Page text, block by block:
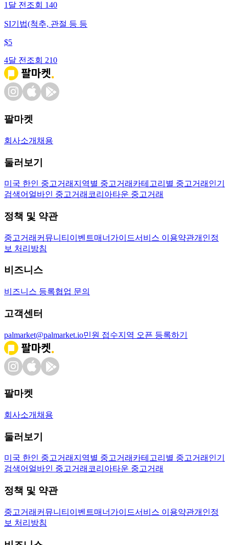
1달 전 조회 140
SI기법(척추, 관절 등 등
$5
4달 전 조회 210
팔마켓
회사소개 채용
둘러보기
미국 한인 중고거래 지역별 중고거래 카테고리별 중고거래 인기
검색어 얼바인 중고거래 코리아타운 중고거래
정책 및 약관
중고거래 커뮤니티 이벤트매너가이드서비스 이용약관개인정
보 처리방침
비즈니스
비즈니스 등록협업 문의
고객센터
palmarket@palmarket.io민원 접수지역 오픈 등록하기
팔마켓
회사소개 채용
둘러보기
미국 한인 중고거래 지역별 중고거래 카테고리별 중고거래 인기
검색어 얼바인 중고거래 코리아타운 중고거래
정책 및 약관
중고거래 커뮤니티 이벤트매너가이드서비스 이용약관개인정
보 처리방침